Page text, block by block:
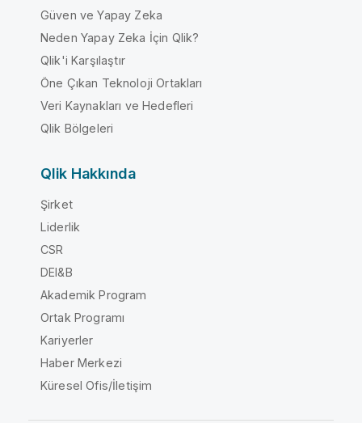
Güven ve Yapay Zeka
Neden Yapay Zeka İçin Qlik?
Qlik'i Karşılaştır
Öne Çıkan Teknoloji Ortakları
Veri Kaynakları ve Hedefleri
Qlik Bölgeleri
Qlik Hakkında
Şirket
Liderlik
CSR
DEI&B
Akademik Program
Ortak Programı
Kariyerler
Haber Merkezi
Küresel Ofis/İletişim